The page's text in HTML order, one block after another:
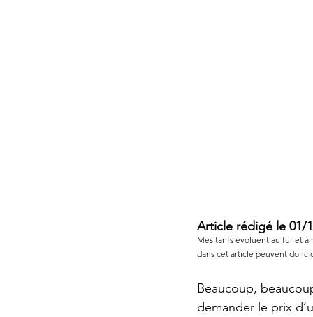
Article rédigé le 01/
Mes tarifs évoluent au fur et à
dans cet article peuvent donc
Beaucoup,
demander le prix